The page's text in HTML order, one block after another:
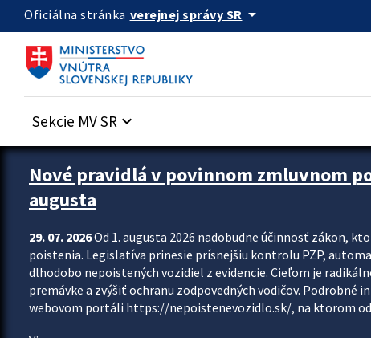
Preskocit na hlavný obsah
Oficiálna stránka verejnej správy SR arrow_drop_down
Sekcie MV SR keyboard_arrow_down
Zastavit automatický posun upútavok
Nové pravidlá v povinnom zmluvnom
augusta
29. 07. 2026Od 1. augusta 2026 nadobudne účinnosť zákon,
poistenia. Legislatíva prinesie prísnejšiu kontrolu PZP,
dlhodobo nepoistených vozidiel z evidencie. Cieľom je
premávke a zvýšiť ochranu zodpovedných vodičov. Podrobné
webovom portáli https://nepoistenevozidlo.sk/, na ktorom